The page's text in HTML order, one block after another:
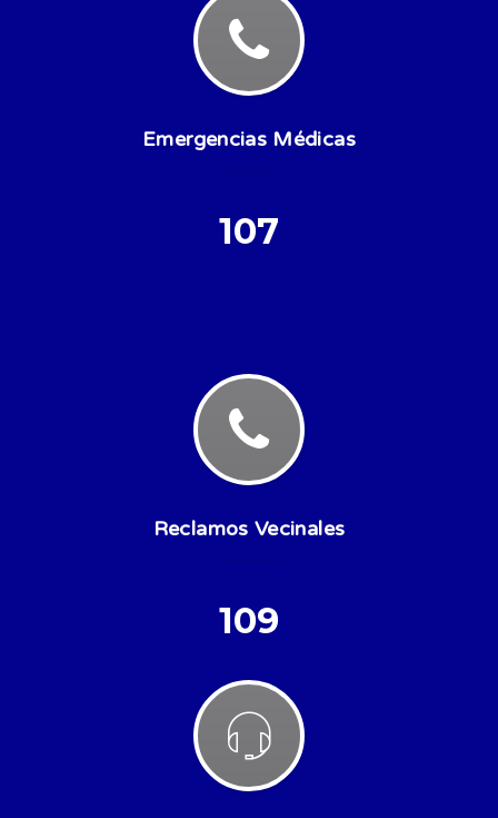
Emergencias Médicas
107
Reclamos Vecinales
109